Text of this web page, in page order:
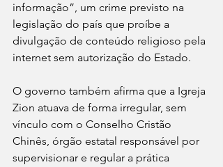
informação”, um crime previsto na
legislação do país que proíbe a
divulgação de conteúdo religioso pela
internet sem autorização do Estado.
O governo também afirma que a Igreja
Zion atuava de forma irregular, sem
vínculo com o Conselho Cristão
Chinês, órgão estatal responsável por
supervisionar e regular a prática